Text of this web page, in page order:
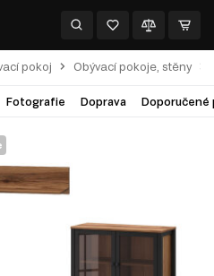
pokoj Obývací pokoje, stěny
Fotografie Doprava Doporučené